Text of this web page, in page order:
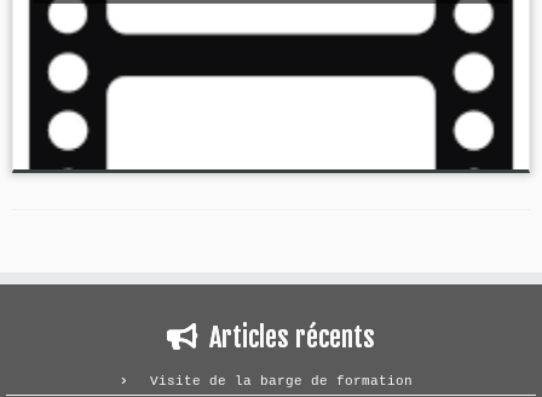
Articles récents
Visite de la barge de formation